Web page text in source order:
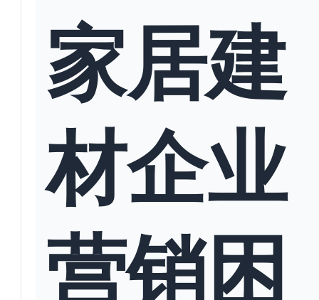
家居建
材企业
营销困